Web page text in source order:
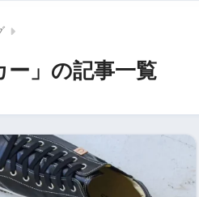
ー」の記事一覧